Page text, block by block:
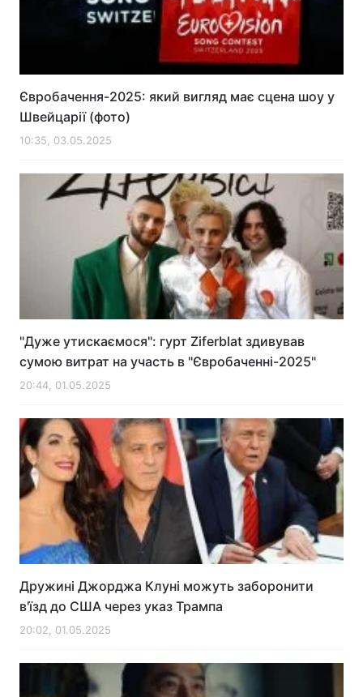
Євробачення-2025: який вигляд має сцена шоу у
Швейцарії (фото)
10:35, 03.05.2025
"Дуже утискаємося": гурт Ziferblat здивував
сумою витрат на участь в "Євробаченні-2025"
20:44, 01.05.2025
Дружині Джорджа Клуні можуть заборонити
в'їзд до США через указ Трампа
20:02, 01.05.2025